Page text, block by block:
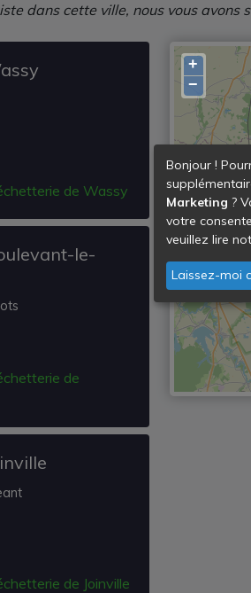
dans cette ville, nous vous avons
de Wassy
le-
de
de Joinville
+
−
Bonjour !
Marketing ?
votre
veuillez lire
Laissez-moi